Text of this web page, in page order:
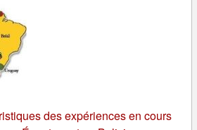
des expériences en cours